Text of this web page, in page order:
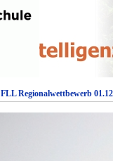
FLL Regionalwettbewerb